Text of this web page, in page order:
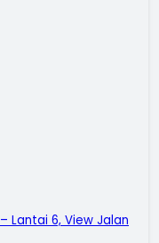
Lantai 6, View Jalan